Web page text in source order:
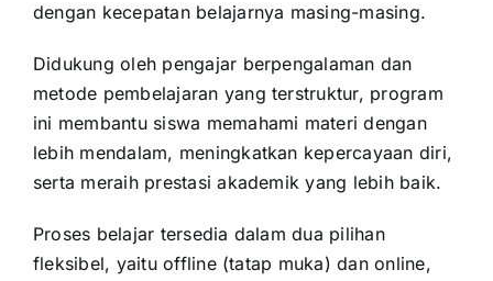
dengan kecepatan belajarnya masing-masing.
Didukung oleh pengajar berpengalaman dan
metode pembelajaran yang terstruktur, program
ini membantu siswa memahami materi dengan
lebih mendalam, meningkatkan kepercayaan diri,
serta meraih prestasi akademik yang lebih baik.
Proses belajar tersedia dalam dua pilihan
fleksibel, yaitu offline (tatap muka) dan online,